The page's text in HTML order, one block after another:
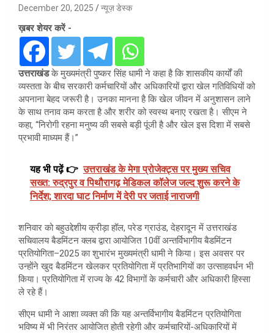
December 20, 2025 न्यूज़ डेस्क
ख़बर शेयर करें -
उत्तराखंडके मुख्यमंत्री पुष्कर सिंह धामी ने कहा है कि शासकीय कार्यों की
व्यस्तता के बीच सरकारी कर्मचारियों और अधिकारियों द्वारा खेल गतिविधियों को
अपनाना बेहद जरूरी है। उनका मानना है कि खेल जीवन में अनुशासन लाने
के साथ तनाव कम करता है और शरीर को स्वस्थ बनाए रखता है। सीएम ने
कहा, “निरोगी रहना मनुष्य की सबसे बड़ी पूंजी है और खेल इस दिशा में सबसे
प्रभावी माध्यम हैं।”
यह भी पढ़ें 👉 उत्तराखंड के मेगा प्रोजेक्ट्स पर मुख्य सचिव
सख्त: रुद्रपुर व पिथौरागढ़ मेडिकल कॉलेज जल्द शुरू करने के
निर्देश; शारदा घाट निर्माण में देरी पर जताई नाराजगी
शनिवार को बहुउद्देशीय क्रीड़ा हॉल, परेड ग्राउंड, देहरादून में उत्तराखंड
सचिवालय बैडमिंटन क्लब द्वारा आयोजित 10वीं अन्तर्विभागीय बैडमिंटन
प्रतियोगिता–2025 का शुभारंभ मुख्यमंत्री धामी ने किया। इस अवसर पर
उन्होंने खुद बैडमिंटन खेलकर प्रतियोगिता में प्रतिभागियों का उत्साहवर्धन भी
किया। प्रतियोगिता में राज्य के 42 विभागों के कर्मचारी और अधिकारी हिस्सा
ले रहे हैं।
सीएम धामी ने आशा व्यक्त की कि यह अन्तर्विभागीय बैडमिंटन प्रतियोगिता
भविष्य में भी निरंतर आयोजित होती रहेगी और कर्मचारियों-अधिकारियों में